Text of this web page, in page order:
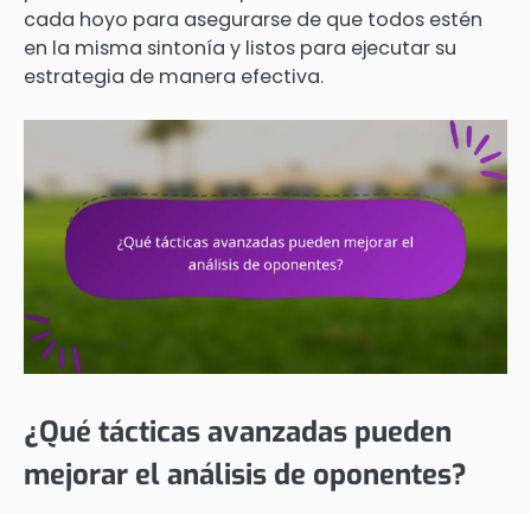
cada hoyo para asegurarse de que todos estén
en la misma sintonía y listos para ejecutar su
estrategia de manera efectiva.
¿Qué tácticas avanzadas pueden
mejorar el análisis de oponentes?